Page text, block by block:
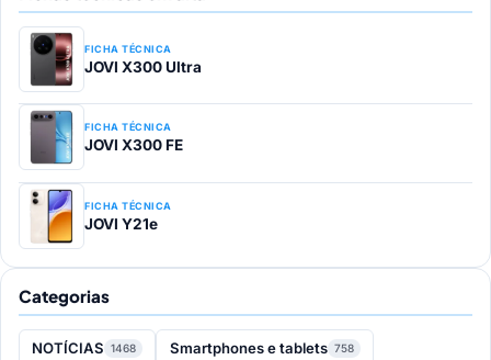
FICHA TÉCNICA
JOVI X300 Ultra
FICHA TÉCNICA
JOVI X300 FE
FICHA TÉCNICA
JOVI Y21e
Categorias
NOTÍCIAS 1468 Smartphones e tablets 758